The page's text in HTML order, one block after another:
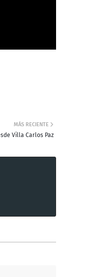
MÁS RECIENTE
Villa Carlos Paz